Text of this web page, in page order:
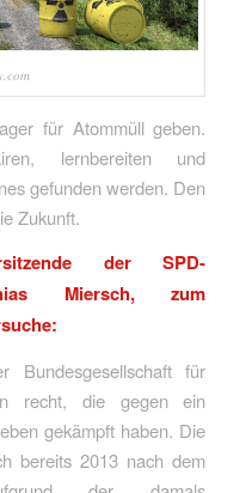
für Atommüll geben.
lernbereiten und
gefunden werden. Den
Zukunft.
der SPD-
Miersch, zum
Bundesgesellschaft für
recht, die gegen ein
gekämpft haben. Die
bereits 2013 nach dem